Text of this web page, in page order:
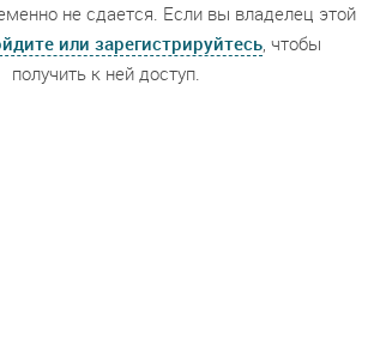
не сдается. Если вы владелец этой
или зарегистрируйтесь, чтобы
получить к ней доступ.